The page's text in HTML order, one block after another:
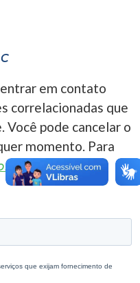
em contato
correlacionadas que
Você pode cancelar o
momento. Para
de